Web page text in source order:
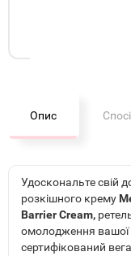
Опис
Удоскональте свій
розкішного крему
Barrier Cream,
омолодження вашої
сертифікований